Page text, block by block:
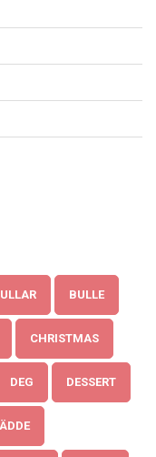
BULLE
CHRISTMAS
DEG DESSERT